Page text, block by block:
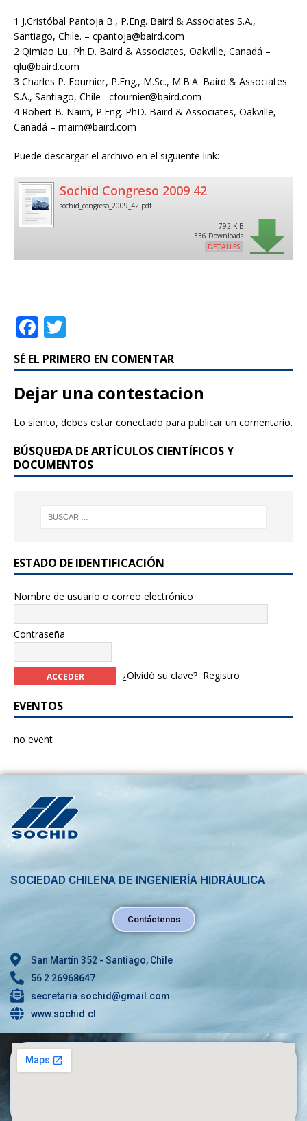
1 J.Cristóbal Pantoja B., P.Eng. Baird & Associates S.A.,
Santiago, Chile. – cpantoja@baird.com
2 Qimiao Lu, Ph.D. Baird & Associates, Oakville, Canadá –
qlu@baird.com
3 Charles P. Fournier, P.Eng., M.Sc., M.B.A. Baird & Associates
S.A., Santiago, Chile –cfournier@baird.com
4 Robert B. Nairn, P.Eng. PhD. Baird & Associates, Oakville,
Canadá – rnairn@baird.com
Puede descargar el archivo en el siguiente link:
Sochid Congreso 2009 42
sochid_congreso_2009_42.pdf
792 KiB
336 Downloads
DETALLES
F
a
c
e
b
o
k
w
it
te
r
SÉ EL PRIMERO EN COMENTAR
Dejar una contestacion
Lo siento, debes estarconectado para publicar un comentario.
BÚSQUEDA DE ARTÍCULOS CIENTÍFICOS Y
DOCUMENTOS
ESTADO DE IDENTIFICACIÓN
Nombre de usuario o correo electrónico
Contraseña
¿Olvidó su clave? Registro
EVENTOS
no event
SOCIEDAD CHILENA DE INGENIERÍA HIDRÁULICA
Contáctenos
San Martín 352 - Santiago, Chile
56 2 26968647
secretaria.sochid@gmail.com
www.sochid.cl